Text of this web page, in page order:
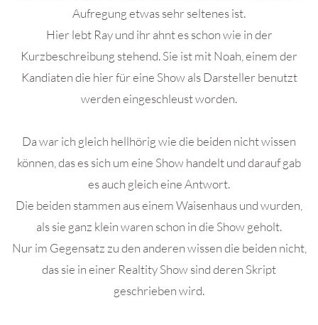
Aufregung etwas sehr seltenes ist.
Hier lebt Ray und ihr ahnt es schon wie in der
Kurzbeschreibung stehend. Sie ist mit Noah, einem der
Kandiaten die hier für eine Show als Darsteller benutzt
werden eingeschleust worden.
Da war ich gleich hellhörig wie die beiden nicht wissen
können, das es sich um eine Show handelt und darauf gab
es auch gleich eine Antwort.
Die beiden stammen aus einem Waisenhaus und wurden,
als sie ganz klein waren schon in die Show geholt.
Nur im Gegensatz zu den anderen wissen die beiden nicht,
das sie in einer Realtity Show sind deren Skript
geschrieben wird.